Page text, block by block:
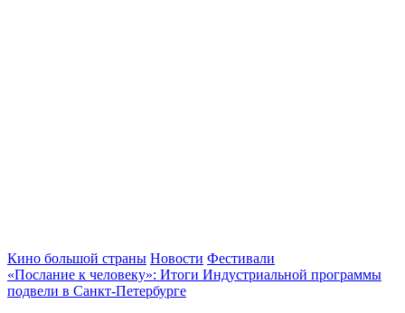
Кино большой страны Новости Фестивали
«Послание к человеку»: Итоги Индустриальной программы
подвели в Санкт-Петербурге